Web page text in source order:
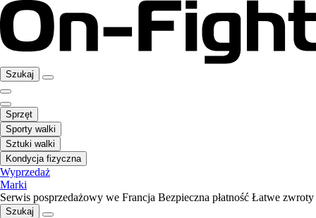
Szukaj
Sprzęt
Sporty walki
Sztuki walki
Kondycja fizyczna
Wyprzedaż
Marki
Serwis posprzedażowy we Francja Bezpieczna płatność Łatwe zwroty
Szukaj